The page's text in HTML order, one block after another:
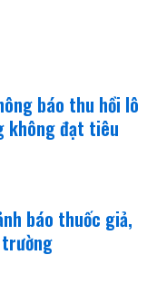
báo thu hồi lô
không đạt tiêu
báo thuốc giả,